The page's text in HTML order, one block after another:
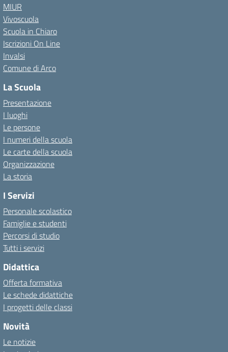
MIUR
Vivoscuola
Scuola in Chiaro
Iscrizioni On Line
Invalsi
Comune di Arco
La Scuola
Presentazione
I luoghi
Le persone
I numeri della scuola
Le carte della scuola
Organizzazione
La storia
I Servizi
Personale scolastico
Famiglie e studenti
Percorsi di studio
Tutti i servizi
Didattica
Offerta formativa
Le schede didattiche
I progetti delle classi
Novità
Le notizie